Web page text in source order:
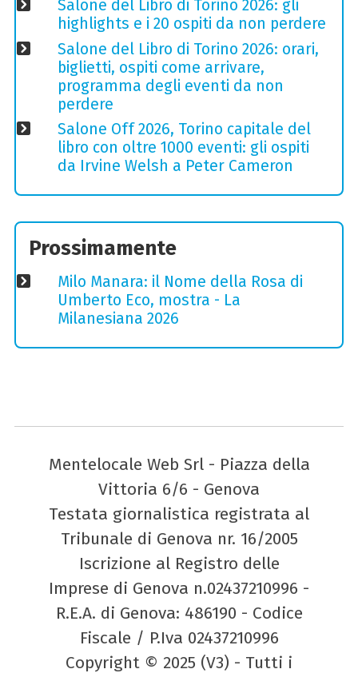
Salone del Libro di Torino 2026: gli
highlights e i 20 ospiti da non perdere
Salone del Libro di Torino 2026: orari,
biglietti, ospiti come arrivare,
programma degli eventi da non
perdere
Salone Off 2026, Torino capitale del
libro con oltre 1000 eventi: gli ospiti
da Irvine Welsh a Peter Cameron
Prossimamente
Milo Manara: il Nome della Rosa di
Umberto Eco, mostra - La
Milanesiana 2026
Mentelocale Web Srl - Piazza della
Vittoria 6/6 - Genova
Testata giornalistica registrata al
Tribunale di Genova nr. 16/2005
Iscrizione al Registro delle
Imprese di Genova n.02437210996 -
R.E.A. di Genova: 486190 - Codice
Fiscale / P.Iva 02437210996
Copyright © 2025 (V3) - Tutti i